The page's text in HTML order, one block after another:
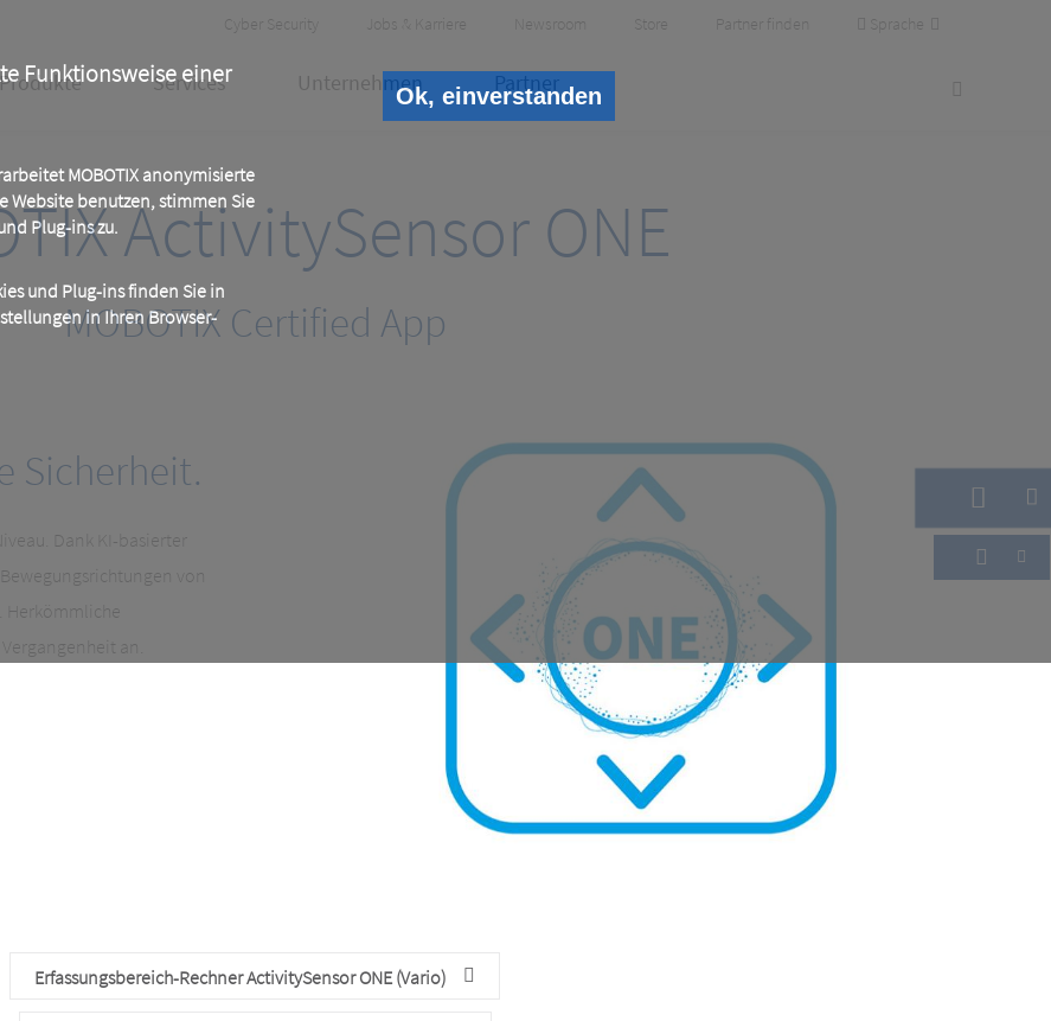
Funktionsweise einer
MOBOTIX anonymisierte
Website benutzen, stimmen Sie
Plug-ins zu.
und Plug-ins finden Sie in
in Ihren Browser-
Ok, einverstanden
Header
Meta
Cyber Security Jobs & Karriere Newsroom Store Partner finden Sprache
Produkte Services Unternehmen Partner
ActivitySensor ONE
MOBOTIX Certified App
Sicherheit.
Dank KI-basierter
von
Herkömmliche
an.
Erfassungsbereich-Rechner ActivitySensor ONE (Vario)